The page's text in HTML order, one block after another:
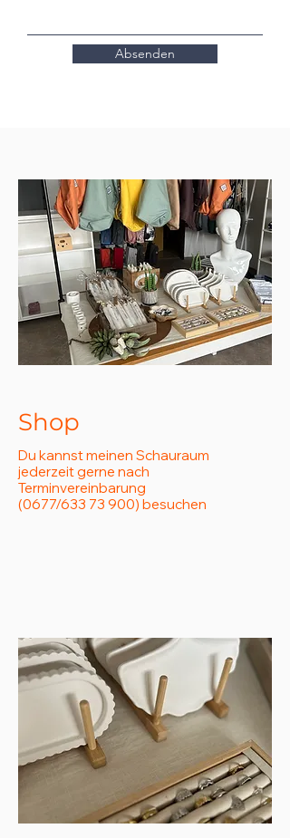
Absenden
Shop
Du kannst meinen Schauraum
jederzeit gerne nach
Terminvereinbarung
(0677/633 73 900) besuchen